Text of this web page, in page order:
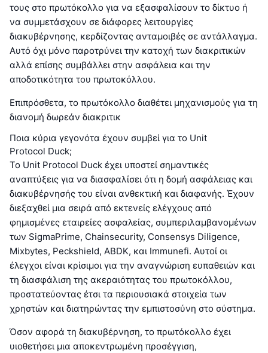
τους στο πρωτόκολλο για να εξασφαλίσουν το δίκτυο ή
να συμμετάσχουν σε διάφορες λειτουργίες
διακυβέρνησης, κερδίζοντας ανταμοιβές σε αντάλλαγμα.
Αυτό όχι μόνο παροτρύνει την κατοχή των διακριτικών
αλλά επίσης συμβάλλει στην ασφάλεια και την
αποδοτικότητα του πρωτοκόλλου.
Επιπρόσθετα, το πρωτόκολλο διαθέτει μηχανισμούς για τη
διανομή δωρεάν διακριτικ
Ποια κύρια γεγονότα έχουν συμβεί για το Unit
Protocol Duck;
Το Unit Protocol Duck έχει υποστεί σημαντικές
αναπτύξεις για να διασφαλίσει ότι η δομή ασφάλειας και
διακυβέρνησής του είναι ανθεκτική και διαφανής. Έχουν
διεξαχθεί μια σειρά από εκτενείς ελέγχους από
φημισμένες εταιρείες ασφαλείας, συμπεριλαμβανομένων
των SigmaPrime, Chainsecurity, Consensys Diligence,
Mixbytes, Peckshield, ABDK, και Immunefi. Αυτοί οι
έλεγχοι είναι κρίσιμοι για την αναγνώριση ευπαθειών και
τη διασφάλιση της ακεραιότητας του πρωτοκόλλου,
προστατεύοντας έτσι τα περιουσιακά στοιχεία των
χρηστών και διατηρώντας την εμπιστοσύνη στο σύστημα.
Όσον αφορά τη διακυβέρνηση, το πρωτόκολλο έχει
υιοθετήσει μια αποκεντρωμένη προσέγγιση,